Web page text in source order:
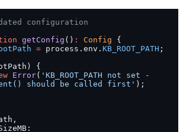
configuration
getConfig () : Config {
= process.env. KB_ROOT_PATH ;
{
Error( 'KB_ROOT_PATH not set -
should be called first' );